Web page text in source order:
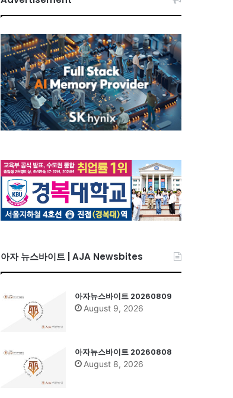
아자 뉴스바이트 | AJA Newsbites
아자뉴스바이트 20260809
August 9, 2026
아자뉴스바이트 20260808
August 8, 2026